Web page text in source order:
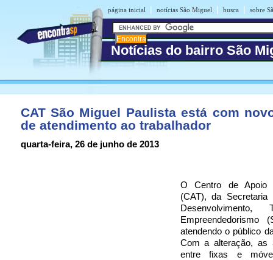
página inicial | notícias São Miguel | busca | sobre
Notícias do bairro São
CAT São Miguel Paulista está com
de atendimento ao trabalhador
quarta-feira, 26 de junho de 2013
O Centro de Apoio
(CAT), da Secretaria
Desenvolvimento,
Empreendedorismo
atendendo o público
Com a alteração, as
entre fixas e